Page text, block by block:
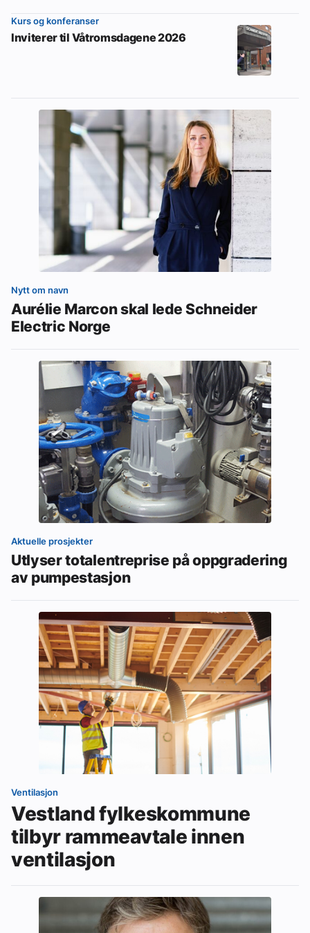
Kurs og konferanser
Inviterer til Våtromsdagene 2026
Nytt om navn
Aurélie Marcon skal lede Schneider
Electric Norge
Aktuelle prosjekter
Utlyser totalentreprise på oppgradering
av pumpestasjon
Ventilasjon
Vestland fylkeskommune
tilbyr rammeavtale innen
ventilasjon